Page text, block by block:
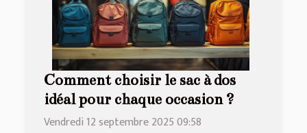
Comment choisir le sac à dos
idéal pour chaque occasion ?
Vendredi 12 septembre 2025 09:58